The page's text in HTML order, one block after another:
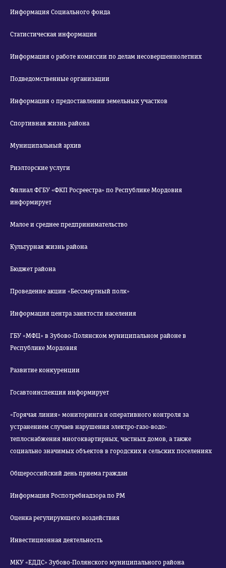
Информация Социального фонда
Статистическая информация
Информация о работе комиссии по делам несовершеннолетних
Подведомственные организации
Информация о предоставлении земельных участков
Спортивная жизнь района
Муниципальный архив
Риэлторские услуги
Филиал ФГБУ «ФКП Росреестра» по Республике Мордовия
информирует
Малое и среднее предпринимательство
Культурная жизнь района
Бюджет района
Проведение акции «Бессмертный полк»
Информация центра занятости населения
ГБУ «МФЦ» в Зубово-Полянском муниципальном районе в
Республике Мордовия
Развитие конкуренции
Госавтоинспекция информирует
«Горячая линия» мониторинга и оперативного контроля за
устранением случаев нарушения электро-газо-водо-
теплоснабжения многоквартирных, частных домов, а также
социально значимых объектов в городских и сельских поселениях
Общероссийский день приема граждан
Информация Роспотребнадзора по РМ
Оценка регулирующего воздействия
Инвестиционная деятельность
МКУ «ЕДДС» Зубово-Полянского муниципального района